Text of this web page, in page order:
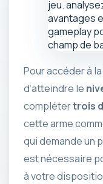
Pour accéder à
d’atteindre le
complétertrois
cette arme
qui demande un
est nécessaire
à votre